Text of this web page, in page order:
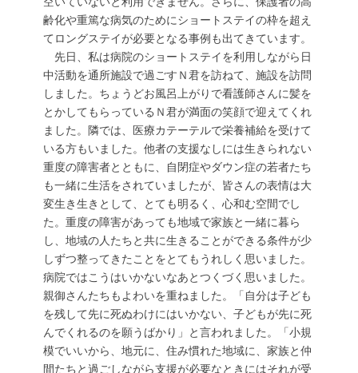
齢化や重篤な病気のためにショートステイの枠を超え
てロングステイが必要となる事例も出てきています。
先日、私は病院のショートステイを利用しながら日
中活動を通所施設で過ごすＮ君を訪ねて、施設を訪問
しました。ちょうどお風呂上がりで看護師さんに髪を
とかしてもらっているＮ君が満面の笑顔で迎えてくれ
ました。隣では、医療カテーテルで栄養補給を受けて
いる方もいました。他者の支援なしには生きられない
重度の障害者とともに、自閉症やダウン症の若者たち
も一緒に生活をされていましたが、皆さんの表情は大
変生き生きとして、とても明るく、心和む空間でし
た。重度の障害があっても地域で家族と一緒に暮ら
し、地域の人たちと共に生きることができる条件が少
しずつ整ってきたことをとてもうれしく思いました。
病院ではこうはいかないなあとつくづく思いました。
親御さんたちもよわいを重ねました。「自分は子ども
を残して先に死ぬわけにはいかない、子どもが先に死
んでくれるのを願うばかり」と言われました。「小規
模でいいから、地元に、住み慣れた地域に、家族と仲
間たちと過ごしながら支援が必要なときにはそれが受